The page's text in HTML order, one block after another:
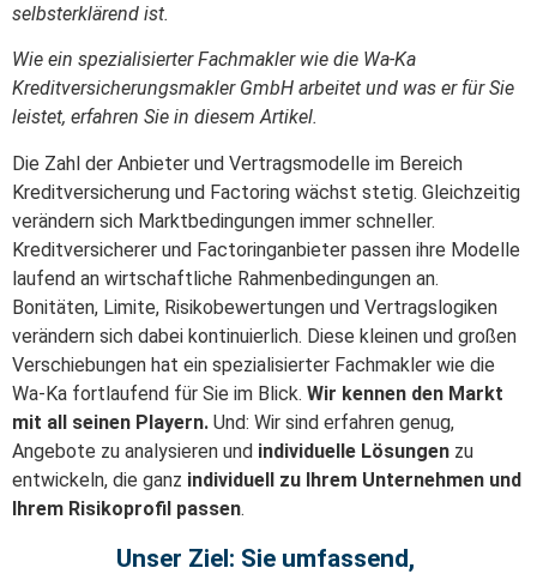
selbsterklärend ist.
Wie ein spezialisierter Fachmakler wie die Wa-Ka
Kreditversicherungsmakler GmbH arbeitet und was er für Sie
leistet, erfahren Sie in diesem Artikel.
Die Zahl der Anbieter und Vertragsmodelle im Bereich
Kreditversicherung und Factoring wächst stetig. Gleichzeitig
verändern sich Marktbedingungen immer schneller.
Kreditversicherer und Factoringanbieter passen ihre Modelle
laufend an wirtschaftliche Rahmenbedingungen an.
Bonitäten, Limite, Risikobewertungen und Vertragslogiken
verändern sich dabei kontinuierlich. Diese kleinen und großen
Verschiebungen hat ein spezialisierter Fachmakler wie die
Wa-Ka fortlaufend für Sie im Blick. Wir kennen den Markt
mit all seinen Playern. Und: Wir sind erfahren genug,
Angebote zu analysieren und individuelle Lösungen zu
entwickeln, die ganz individuell zu Ihrem Unternehmen und
Ihrem Risikoprofil passen.
Unser Ziel: Sie umfassend,